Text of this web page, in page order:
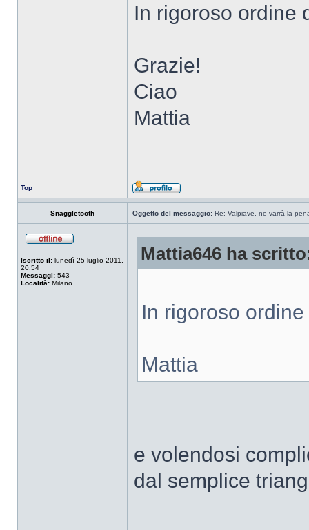
In rigoroso ordine
Grazie!
Ciao
Mattia
Top
Snaggletooth Oggetto del messaggio: Re: Valpiave, ne varrà la
Iscritto il: lunedì 25 luglio 2011,
20:54
Messaggi: 543
Località: Milano
Mattia646 ha
In rigoroso
Mattia
e volendosi
dal semplice